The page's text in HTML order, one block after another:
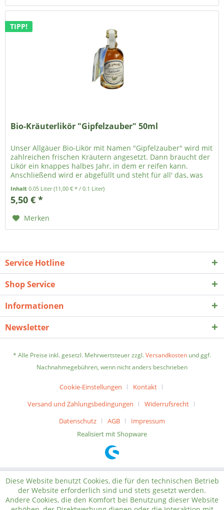
TIPP!
Bio-Kräuterlikör "Gipfelzauber" 50ml
Unser Allgäuer Bio-Likör mit Namen "Gipfelzauber" wird mit
zahlreichen frischen Kräutern angesetzt. Dann braucht der
Likör ein knappes halbes Jahr, in dem er reifen kann.
Anschließend wird er abgefüllt und steht für all' das, was
klares Wasser, Berge und eine naturnahe Verarbeitung.
Genießen Sie unseren Bio-Kräuterlikör...
Inhalt0.05 Liter(11,00 € * / 0.1 Liter)
5,50 € *
Merken
Service Hotline
Shop Service
Informationen
Newsletter
* Alle Preise inkl. gesetzl. Mehrwertsteuer zzgl.Versandkosten und ggf.
Nachnahmegebühren, wenn nicht anders beschrieben
Cookie-Einstellungen
Kontakt
Versand und Zahlungsbedingungen
Widerrufsrecht
Datenschutz
AGB
Impressum
Realisiert mit Shopware
Diese Website benutzt Cookies, die für den technischen Betrieb
der Website erforderlich sind und stets gesetzt werden.
Andere Cookies, die den Komfort bei Benutzung dieser Website